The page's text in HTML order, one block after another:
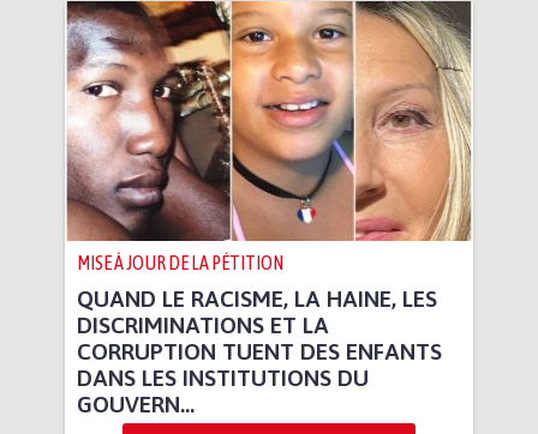
MISE À JOUR DE LA PÉTITION
QUAND LE RACISME, LA HAINE, LES
DISCRIMINATIONS ET LA
CORRUPTION TUENT DES ENFANTS
DANS LES INSTITUTIONS DU
GOUVERN...